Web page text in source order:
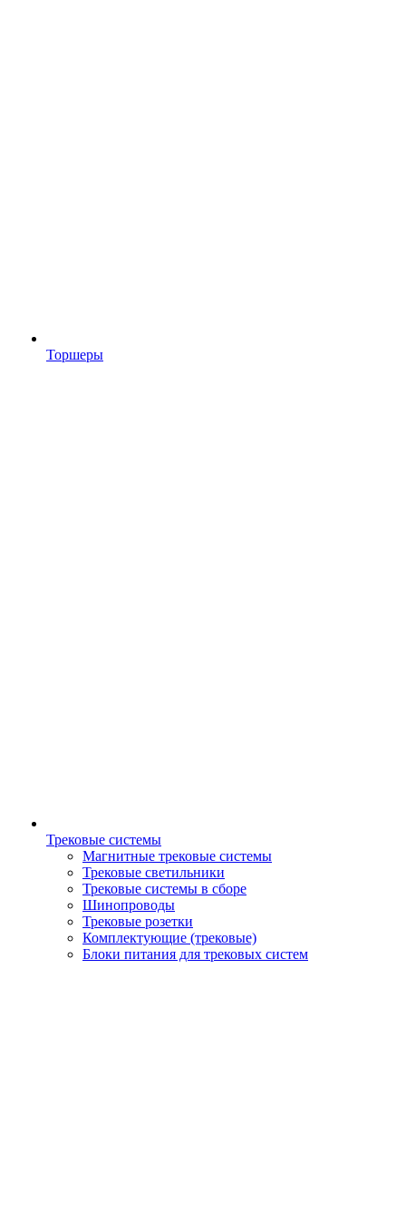
Торшеры
Трековые системы
Магнитные трековые системы
Трековые светильники
Трековые системы в сборе
Шинопроводы
Трековые розетки
Комплектующие (трековые)
Блоки питания для трековых систем